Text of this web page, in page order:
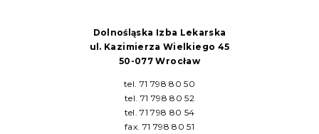
Dolnośląska Izba Lekarska
ul. Kazimierza Wielkiego 45
50-077 Wrocław
tel. 71 798 80 50
tel. 71 798 80 52
tel. 71 798 80 54
fax. 71 798 80 51